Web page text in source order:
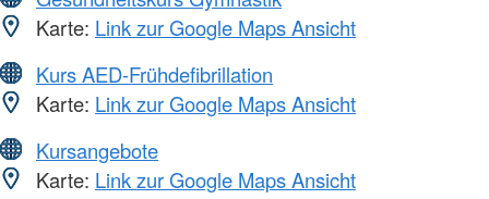
Karte: Link zur Google Maps Ansicht
Kurs AED-Frühdefibrillation
Karte: Link zur Google Maps Ansicht
Kursangebote
Karte: Link zur Google Maps Ansicht